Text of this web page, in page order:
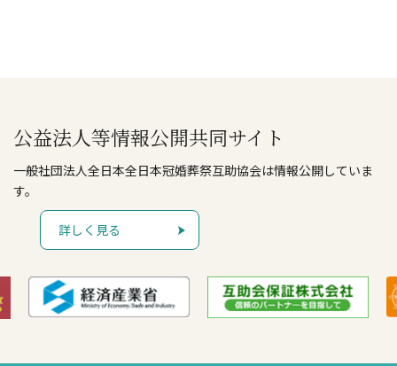
公益法人等情報公開共同サイト
一般社団法人全日本全日本冠婚葬祭互助協会は情報公開していま
す。
詳しく見る